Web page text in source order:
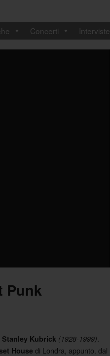
Concerti Interviste
Punk
Stanley Kubrick (1928-1999)
House di Londra, appunto. dal